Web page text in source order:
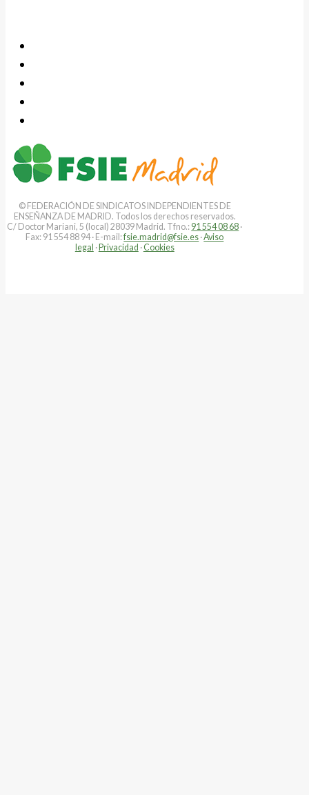
© FEDERACIÓN DE SINDICATOS INDEPENDIENTES DE
ENSEÑANZA DE MADRID. Todos los derechos reservados.
C/ Doctor Mariani, 5 (local) 28039 Madrid. Tfno.: 91 554 08 68 ·
Fax: 91 554 88 94 · E-mail:fsie.madrid@fsie.es ·Aviso
legal ·Privacidad · Cookies